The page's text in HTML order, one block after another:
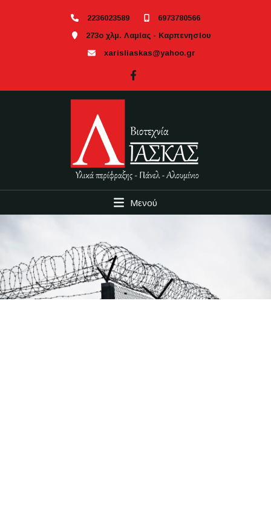
2236023589
6973780566
273ο χλμ. Λαμίας - Καρπενησίου
xarisliaskas@yahoo.gr
Μενού